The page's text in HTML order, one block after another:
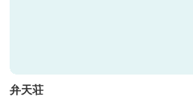
弁天荘